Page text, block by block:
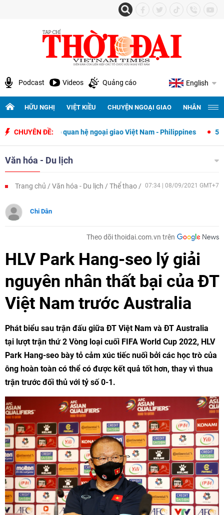
Podcast Videos Quảng cáo English
HỮU NGHỊ VIỆT KIỀU CHUYỆN NGOẠI GIAO NHÂN
CHUYÊN ĐỀ:
lập quan hệ ngoại giao Việt Nam - Philippines 500 ngày
Văn hóa - Du lịch
Trang chủ Văn hóa - Du lịch Thể thao 07:34 | 08/09/2021 GMT+7
Chi Dân
Theo dõi thoidai.com.vn trên
HLV Park Hang-seo lý giải
nguyên nhân thất bại của ĐT
Việt Nam trước Australia
Phát biểu sau trận đấu giữa ĐT Việt Nam và ĐT Australia
tại lượt trận thứ 2 Vòng loại cuối FIFA World Cup 2022, HLV
Park Hang-seo bày tỏ cảm xúc tiếc nuối bởi các học trò của
ông hoàn toàn có thể có được kết quả tốt hơn, thay vì thua
trận trước đối thủ với tỷ số 0-1.